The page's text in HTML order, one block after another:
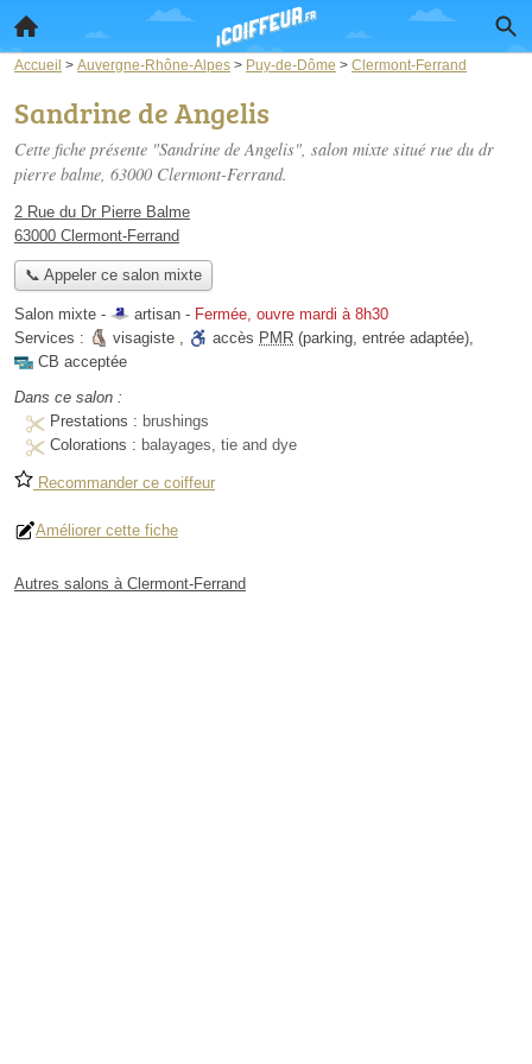
Accueil > Auvergne-Rhône-Alpes > Puy-de-Dôme > Clermont-Ferrand
Sandrine de Angelis
Cette fiche présente "Sandrine de Angelis", salon mixte situé rue du dr
pierre balme, 63000 Clermont-Ferrand.
2 Rue du Dr Pierre Balme
63000 Clermont-Ferrand
📞 Appeler ce salon mixte
Salon mixte - artisan - Fermée, ouvre mardi à 8h30
Services :
visagiste , accès PMR (parking, entrée adaptée),
CB acceptée
Dans ce salon :
Prestations : brushings
Colorations : balayages, tie and dye
Recommander ce coiffeur
Améliorer cette fiche
Autres salons à Clermont-Ferrand